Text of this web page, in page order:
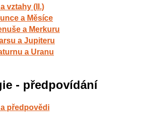
vztahy (II.)
a Měsíce
a Merkuru
a Jupiteru
a Uranu
- předpovídání
předpovědi